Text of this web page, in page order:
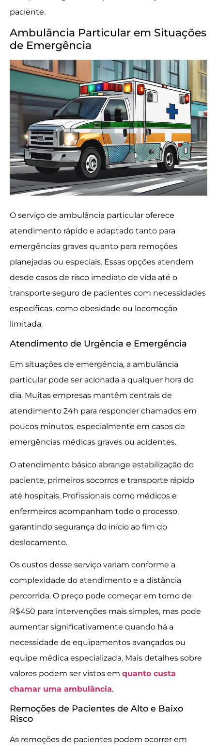
paciente.
Ambulância Particular em Situações
de Emergência
O serviço de ambulância particular oferece
atendimento rápido e adaptado tanto para
emergências graves quanto para remoções
planejadas ou especiais. Essas opções atendem
desde casos de risco imediato de vida até o
transporte seguro de pacientes com necessidades
específicas, como obesidade ou locomoção
limitada.
Atendimento de Urgência e Emergência
Em situações de emergência, a ambulância
particular pode ser acionada a qualquer hora do
dia. Muitas empresas mantêm centrais de
atendimento 24h para responder chamados em
poucos minutos, especialmente em casos de
emergências médicas graves ou acidentes.
O atendimento básico abrange estabilização do
paciente, primeiros socorros e transporte rápido
até hospitais. Profissionais como médicos e
enfermeiros acompanham todo o processo,
garantindo segurança do início ao fim do
deslocamento.
Os custos desse serviço variam conforme a
complexidade do atendimento e a distância
percorrida. O preço pode começar em torno de
R$450 para intervenções mais simples, mas pode
aumentar significativamente quando há a
necessidade de equipamentos avançados ou
equipe médica especializada. Mais detalhes sobre
valores podem ser vistos em quanto custa
chamar uma ambulância.
Remoções de Pacientes de Alto e Baixo
Risco
As remoções de pacientes podem ocorrer em